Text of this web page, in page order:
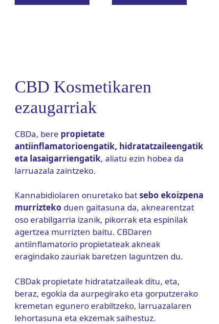
CBD Kosmetikaren
ezaugarriak
CBDa, bere propietate
antiinflamatorioengatik, hidratatzaileengatik
eta lasaigarriengatik, aliatu ezin hobea da
larruazala zaintzeko.
Kannabidiolaren onuretako batsebo ekoizpena
murrizteko duen gaitasuna da, aknearentzat
oso erabilgarria izanik, pikorrak eta espinilak
agertzea murrizten baitu. CBDaren
antiinflamatorio propietateak akneak
eragindako zauriak baretzen laguntzen du.
CBDak propietate hidratatzaileak ditu, eta,
beraz, egokia da aurpegirako eta gorputzerako
kremetan egunero erabiltzeko, larruazalaren
lehortasuna eta ekzemak saihestuz.